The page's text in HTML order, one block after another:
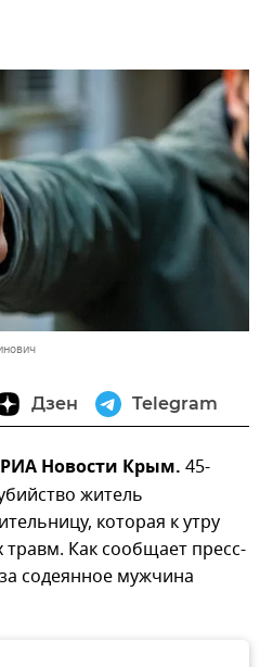
Дзен Telegram
Новости Крым. 45-
житель
которая к утру
Как сообщает пресс-
содеянное мужчина